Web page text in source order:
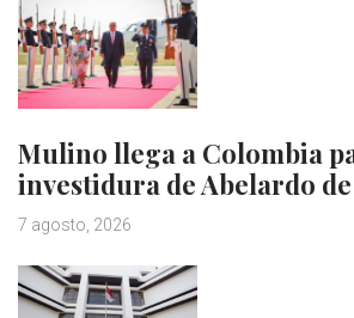
Mulino llega a Colombia
investidura de Abelardo
7 agosto, 2026